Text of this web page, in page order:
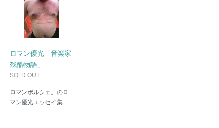
ロマン優光「音楽家
残酷物語」
SOLD OUT
ロマンポルシェ。のロ
マン優光エッセイ集